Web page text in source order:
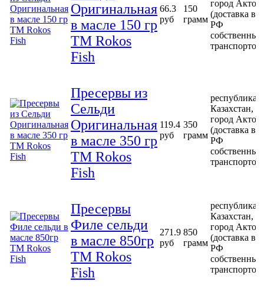
Оригинальная
в масле 150 гр
ТМ Rokos
Fish
66.3
руб
150
грамм
город
(доставка в
РФ
собственным
Пресервы из
Сельди
Оригинальная
в масле 350 гр
ТМ Rokos
Fish
119.4
руб
350
грамм
республика
Казахстан,
город
(доставка в
РФ
собственным
Пресервы
Филе сельди
в масле 850гр
ТМ Rokos
Fish
271.9
руб
850
грамм
республика
Казахстан,
город
(доставка в
РФ
собственным